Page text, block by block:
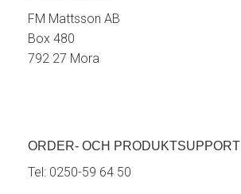
FM Mattsson AB
Box 480
792 27 Mora
ORDER- OCH PRODUKTSUPPORT
Tel: 0250-59 64 50